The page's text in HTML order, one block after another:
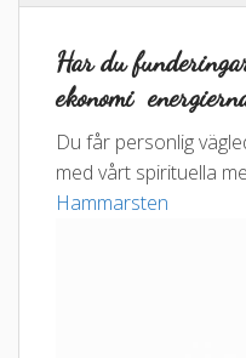
Har du
ekonomi
Du får personlig
med vårt spirituella
Hammarsten